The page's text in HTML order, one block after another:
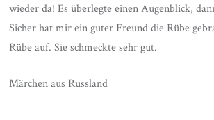
wieder da! Es überlegte einen Augenblick,
Sicher hat mir ein guter Freund die Rübe
Rübe auf. Sie schmeckte sehr gut.
Märchen aus Russland